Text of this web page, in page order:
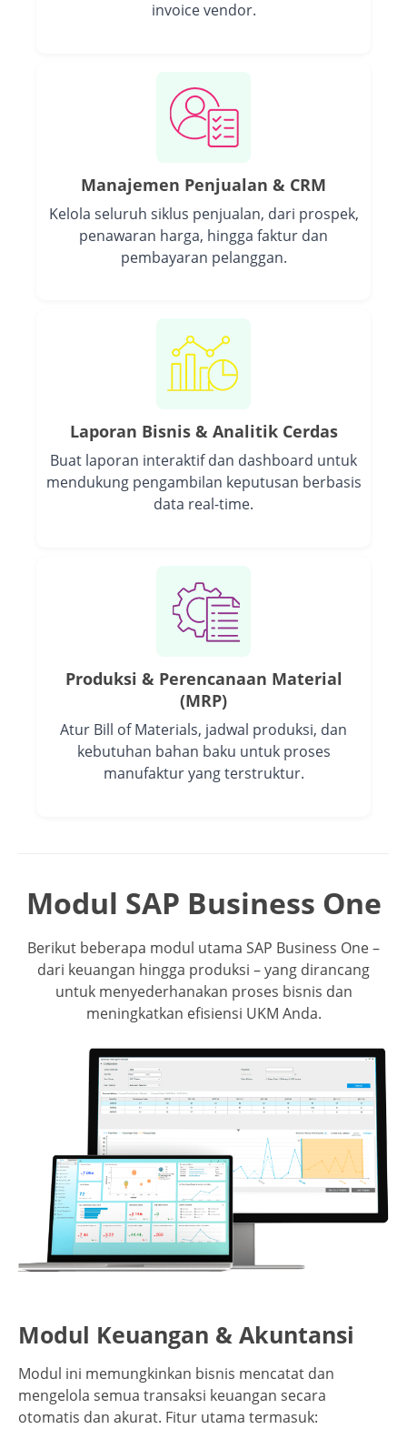
invoice vendor.
Manajemen Penjualan & CRM
Kelola seluruh siklus penjualan, dari prospek,
penawaran harga, hingga faktur dan
pembayaran pelanggan.
Laporan Bisnis & Analitik Cerdas
Buat laporan interaktif dan dashboard untuk
mendukung pengambilan keputusan berbasis
data real-time.
Produksi & Perencanaan Material
(MRP)
Atur Bill of Materials, jadwal produksi, dan
kebutuhan bahan baku untuk proses
manufaktur yang terstruktur.
Modul SAP Business One
Berikut beberapa modul utama SAP Business One –
dari keuangan hingga produksi – yang dirancang
untuk menyederhanakan proses bisnis dan
meningkatkan efisiensi UKM Anda.
Modul Keuangan & Akuntansi
Modul ini memungkinkan bisnis mencatat dan
mengelola semua transaksi keuangan secara
otomatis dan akurat. Fitur utama termasuk: